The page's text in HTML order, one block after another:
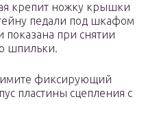
крепит ножку крышки
педали под шкафом
показана при снятии
шпильки.
фиксирующий
пластины сцепления с